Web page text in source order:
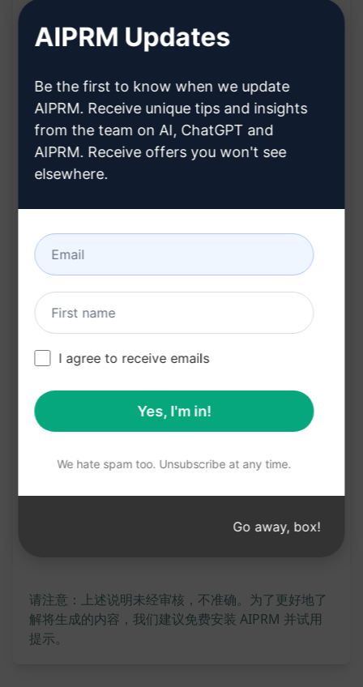
可靠
提供人性化指导: 帮助您创作更贴近人们需求的内
容
益处:
优化SEO: 通过符合Google标准的内容，提升您的
网站在搜索引擎中的排名
吸引目标受众: 创作符合人们需求的内容，增加用
增加内容可信度: 通过可靠的内容，树立信任感，
吸引更多的读者和客户
立即尝试这个ChatGPT提示，创建出有益可靠的内
容，吸引更多目标受众并提升您的内容质量！点击下
方按钮，立即体验。
在克劳德上试用 试用 ChatGPT
请注意：上述说明未经审核，不准确。为了更好地了
解将生成的内容，我们建议免费安装 AIPRM 并试用
提示。
AIPRM Updates
Be the first to know when we update
AIPRM. Receive unique tips and insights
from the team on AI, ChatGPT and
AIPRM. Receive offers you won't see
elsewhere.
I agree to receive emails
Yes, I'm in!
We hate spam too. Unsubscribe at any time.
Go away, box!